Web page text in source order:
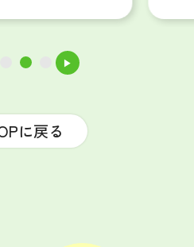
▶
3
に戻る